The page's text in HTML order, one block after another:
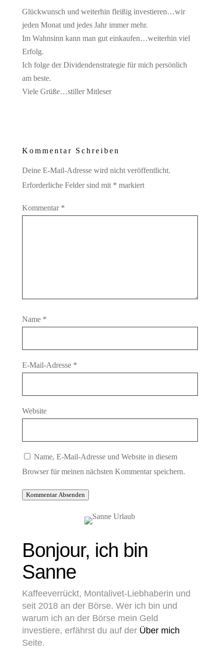
Glückwunsch und weiterhin fleißig investieren…wir
jeden Monat und jedes Jahr immer mehr.
Im Wahnsinn kann man gut einkaufen…weiterhin viel
Erfolg.
Ich folge der Dividendenstrategie für mich persönlich
am beste.
Viele Grüße…stiller Mitleser
Kommentar Schreiben
Deine E-Mail-Adresse wird nicht veröffentlicht.
Erforderliche Felder sind mit * markiert
Kommentar *
Name *
E-Mail-Adresse *
Website
Name, E-Mail-Adresse und Website in diesem
Browser für meinen nächsten Kommentar speichern.
Kommentar Absenden
Bonjour, ich bin
Sanne
Kaffeeverrückt, Montalivet-Liebhaberin und
seit 2018 an der Börse. Wer ich bin und
warum ich an der Börse mein Geld
investiere, erfährst du auf der Über mich
Seite.